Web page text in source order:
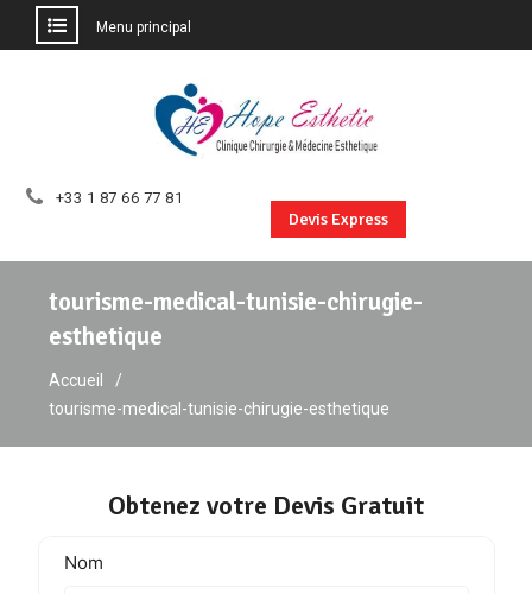
Menu principal
+33 1 87 66 77 81
Devis Express
tourisme-medical-tunisie-chirugie-
esthetique
Accueil
tourisme-medical-tunisie-chirugie-esthetique
Obtenez votre Devis Gratuit